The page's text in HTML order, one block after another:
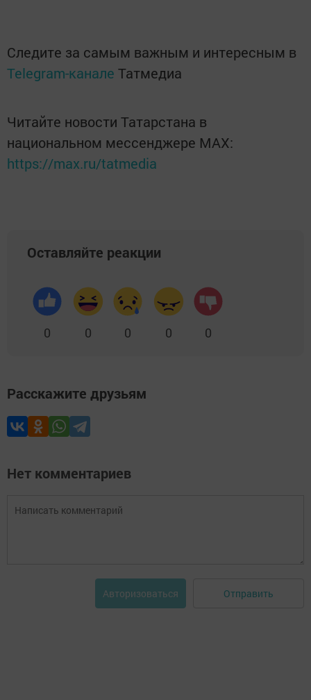
Следите за самым важным и интересным в
Telegram-канале Татмедиа
Читайте новости Татарстана в
национальном мессенджере MАХ:
https://max.ru/tatmedia
Оставляйте реакции
0 0 0 0 0
Расскажите друзьям
Нет комментариев
Авторизоваться Отправить